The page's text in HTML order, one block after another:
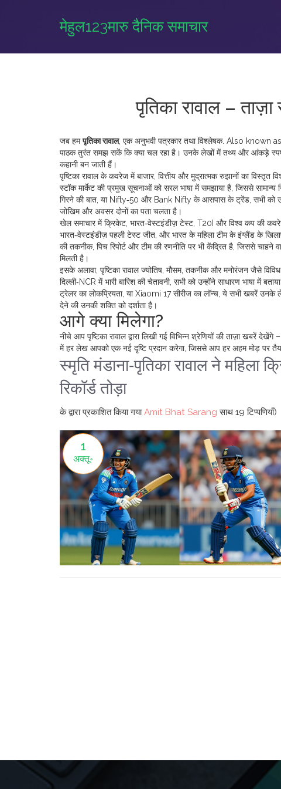
मेहुल123मारु दैनिक समाचार
पृतिका रावाल –
जब हमपृतिका रावाल, एक अनुभवी पत्रकार तथा विश्लेषक. Also known as
पाठक तुरंत समझ सकें कि क्या चल रहा है। उनके लेखों में तथ्य और आंकड़े
कहानी बन जाती हैं।
पृष्टिका रावाल के कवरेज मेंबाजार, वित्तीय और मुद्रात्मक रुझानों का विस्तृत
स्टॉक मार्केट की प्रमुख सूचनाओं को सरल भाषा में समझाया है, जिससे
गिरने की बात, या Nifty‑50 और Bank Nifty के आसपास के ट्रेंड, सभी को
जोखिम और अवसर दोनों का पता चलता है।
खेल समाचार मेंक्रिकेट भारत‑वेस्टइंडीज़ टेस्ट, T20I और विश्व कप की
भारत‑वेस्टइंडीज़ पहली टेस्ट जीत, और भारत के महिला टीम के इंग्लैंड के
की तकनीक, पिच रिपोर्ट और टीम की रणनीति पर भी केंद्रित है, जिससे
मिलती है।
इसके अलावा, पृष्टिका रावाल ज्योतिष, मौसम, तकनीक और मनोरंजन जैसे
दिल्ली‑NCR में भारी बारिश की चेतावनी, सभी को उन्होंने साधारण भाषा
ट्रेलर का लोकप्रियता, या Xiaomi 17 सीरीज का लॉन्च, ये सभी खबरें
देने की उनकी शक्ति को दर्शाता है।
आगे क्या मिलेगा?
नीचे आप पृष्टिका रावाल द्वारा लिखी गई विभिन्न श्रेणियों की ताज़ा खबरें
में हर लेख आपको एक नई दृष्टि प्रदान करेगा, जिससे आप हर अहम मोड़
स्मृति मंडाना‑पृतिका रावाल ने महिला
रिकॉर्ड तोड़ा
के द्वारा प्रकाशित किया गयाAmit Bhat Sarang साथ 19 टिप्पणियाँ)
1
अक्तू॰